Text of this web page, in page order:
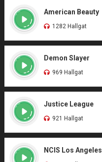
American Beauty
1282 Hallgat
Demon Slayer
969 Hallgat
Justice League
921 Hallgat
NCIS Los Angeles